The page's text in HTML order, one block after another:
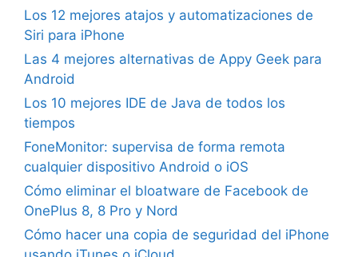
Los 12 mejores atajos y automatizaciones de
Siri para iPhone
Las 4 mejores alternativas de Appy Geek para
Android
Los 10 mejores IDE de Java de todos los
tiempos
FoneMonitor: supervisa de forma remota
cualquier dispositivo Android o iOS
Cómo eliminar el bloatware de Facebook de
OnePlus 8, 8 Pro y Nord
Cómo hacer una copia de seguridad del iPhone